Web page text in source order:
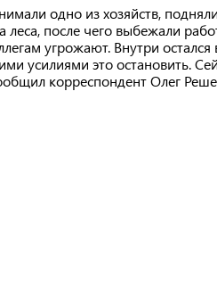
одно из хозяйств,
леса, после чего выбежали
угрожают. Внутри
усилиями это остановить.
корреспондент Олег